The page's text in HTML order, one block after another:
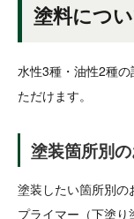
塗料につ
水性3種・油性2種
ただけます。
塗装箇所別
塗装したい箇所別の
プライマー（下塗